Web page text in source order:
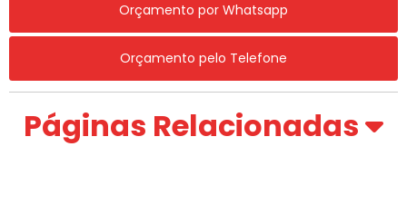
Orçamento por Whatsapp
Orçamento pelo Telefone
Páginas Relacionadas